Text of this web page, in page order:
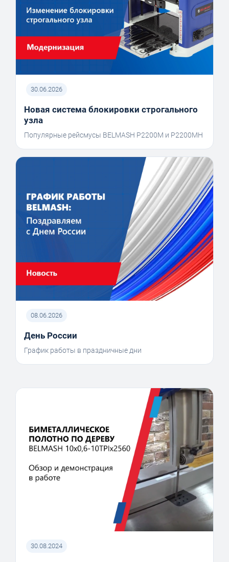
30.06.2026
Новая система блокировки строгального
узла
Популярные рейсмусы BELMASH P2200M и P2200MH
08.06.2026
День России
График работы в праздничные дни
30.08.2024